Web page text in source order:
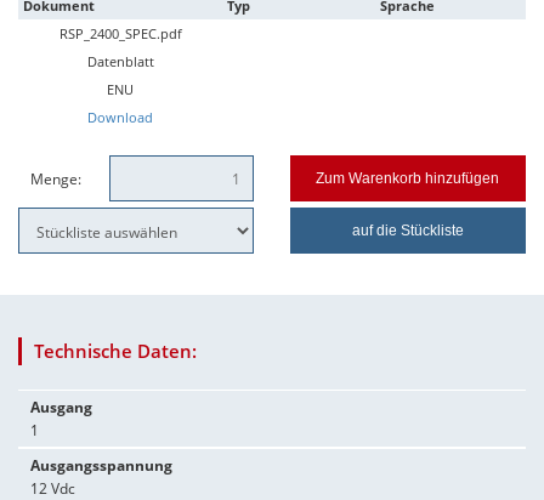
Dokument Typ
Sprache
RSP_2400_SPEC.pdf
Datenblatt
ENU
Download
Menge: Zum Warenkorb hinzufügen
auf die Stückliste
Technische Daten:
Ausgang
1
Ausgangsspannung
12 Vdc